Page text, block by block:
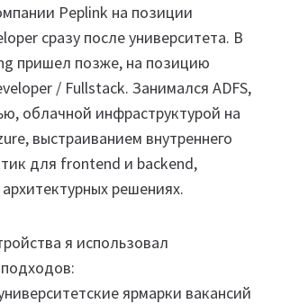
Peplink на позиции
сразу после университета. В
пришел позже, на позицию
/ Fullstack. Занимался ADFS,
облачной инфраструктурой на
выстраиванием внутреннего
для frontend и backend,
решениях.
я использовал
ярмарки вакансий